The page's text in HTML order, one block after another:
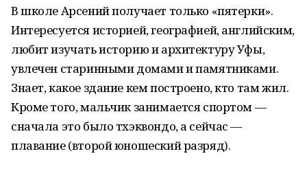
В школе Арсений получает только «пятерки».
Интересуется историей, географией, английским,
любит изучать историю и архитектуру Уфы,
увлечен старинными домами и памятниками.
Знает, какое здание кем построено, кто там жил.
Кроме того, мальчик занимается спортом —
сначала это было тхэквондо, а сейчас —
плавание (второй юношеский разряд).